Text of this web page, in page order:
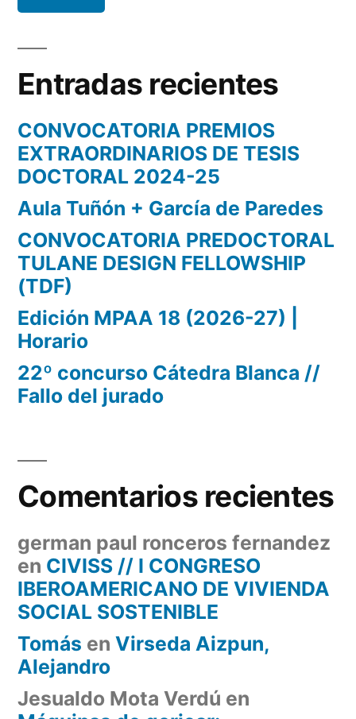
Entradas recientes
CONVOCATORIA PREMIOS
EXTRAORDINARIOS DE TESIS
DOCTORAL 2024-25
Aula Tuñón + García de Paredes
CONVOCATORIA PREDOCTORAL
TULANE DESIGN FELLOWSHIP
(TDF)
Edición MPAA 18 (2026-27) |
Horario
22º concurso Cátedra Blanca //
Fallo del jurado
Comentarios recientes
german paul ronceros fernandez
en CIVISS // I CONGRESO
IBEROAMERICANO DE VIVIENDA
SOCIAL SOSTENIBLE
Tomás en Virseda Aizpun,
Alejandro
Jesualdo Mota Verdú en